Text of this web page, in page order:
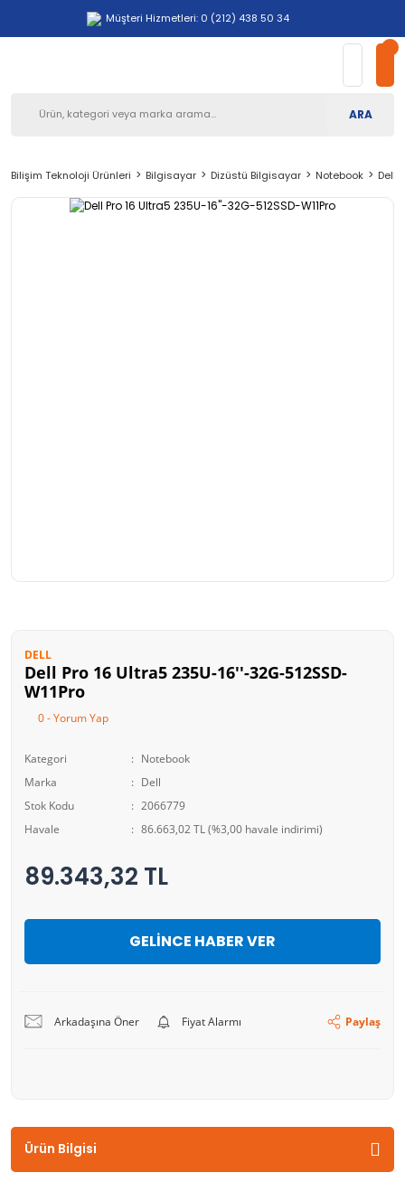
Müşteri Hizmetleri: 0 (212) 438 50 34
ARA
Bilişim Teknoloji Ürünleri Bilgisayar Dizüstü Bilgisayar Notebook Dell
DELL
Dell Pro 16 Ultra5 235U-16''-32G-512SSD-
W11Pro
0 - Yorum Yap
Kategori
Notebook
Marka
Dell
Stok Kodu
2066779
Havale
86.663,02 TL (%3,00 havale indirimi)
89.343,32 TL
GELİNCE HABER VER
Arkadaşına Öner Fiyat Alarmı Paylaş
Ürün Bilgisi